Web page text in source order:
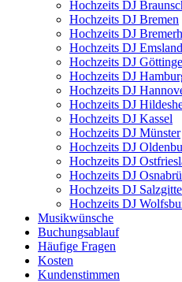
Hochzeits DJ
Hochzeits DJ Bremen
Hochzeits DJ
Hochzeits DJ Emsland
Hochzeits DJ
Hochzeits DJ
Hochzeits DJ
Hochzeits DJ
Hochzeits DJ Kassel
Hochzeits DJ Münster
Hochzeits DJ
Hochzeits DJ
Hochzeits DJ
Hochzeits DJ
Hochzeits DJ
Musikwünsche
Buchungsablauf
Häufige Fragen
Kosten
Kundenstimmen